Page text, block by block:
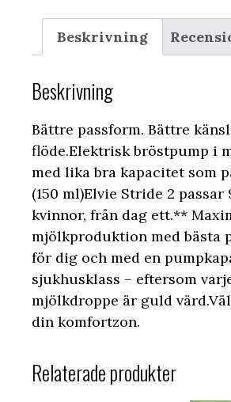
Beskrivning
Beskrivning
Bättre passform. Bättre
flöde.Elektrisk bröstpump i
med lika bra kapacitet som
(150 ml)Elvie Stride 2 passar
kvinnor, från dag ett.**
mjölkproduktion med bästa
för dig och med en
sjukhusklass – eftersom
mjölkdroppe är guld
din komfortzon.
Relaterade produkter